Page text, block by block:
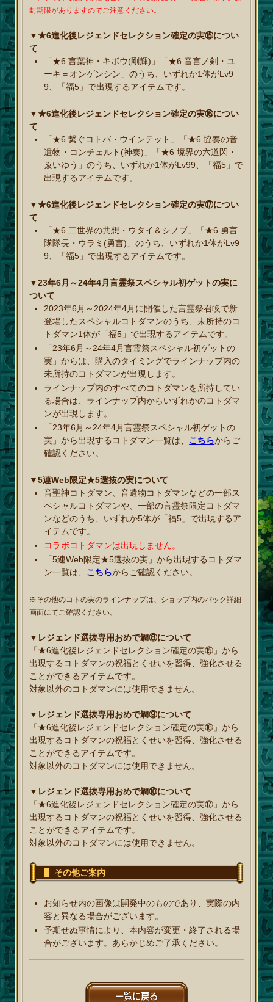
封期限がありますのでご注意ください。
▼★6進化後レジェンドセレクション確定の実⑮につい
て
「★6 言葉神・キボウ(剛輝)」「★6 音言ノ剣・ユ
ーキ＝オンゲンシン」のうち、いずれか1体がLv9
9、「福5」で出現するアイテムです。
▼★6進化後レジェンドセレクション確定の実⑯につい
て
「★6 繋ぐコトバ・ウインテット」「★6 協奏の音
遺物・コンチェルト(神奏)」「★6 境界の六道閃・
ゑいゆう」のうち、いずれか1体がLv99、「福5」で
出現するアイテムです。
▼★6進化後レジェンドセレクション確定の実⑰につい
て
「★6 二世界の共想・ウタイ＆シノブ」「★6 勇言
隊隊長・ウラミ(勇言)」のうち、いずれか1体がLv9
9、「福5」で出現するアイテムです。
▼23年6月～24年4月言霊祭スペシャル初ゲットの実に
ついて
2023年6月～2024年4月に開催した言霊祭召喚で新
登場したスペシャルコトダマンのうち、未所持のコ
トダマン1体が「福5」で出現するアイテムです。
「23年6月～24年4月言霊祭スペシャル初ゲットの
実」からは、購入のタイミングでラインナップ内の
未所持のコトダマンが出現します。
ラインナップ内のすべてのコトダマンを所持してい
る場合は、ラインナップ内からいずれかのコトダマ
ンが出現します。
「23年6月～24年4月言霊祭スペシャル初ゲットの
実」から出現するコトダマン一覧は、 こちらからご
確認ください。
▼5連Web限定★5選抜の実について
音聖神コトダマン、音遺物コトダマンなどの一部ス
ペシャルコトダマンや、一部の言霊祭限定コトダマ
ンなどのうち、いずれか5体が「福5」で出現するア
イテムです。
コラボコトダマンは出現しません。
「5連Web限定★5選抜の実」から出現するコトダマ
ン一覧は、 こちらからご確認ください。
※その他のコトの実のラインナップは、ショップ内のパック詳細
画面にてご確認ください。
▼レジェンド選抜専用おめで鯛⑧について
「★6進化後レジェンドセレクション確定の実⑮」から
出現するコトダマンの祝福とくせいを習得、強化させる
ことができるアイテムです。
対象以外のコトダマンには使用できません。
▼レジェンド選抜専用おめで鯛⑨について
「★6進化後レジェンドセレクション確定の実⑯」から
出現するコトダマンの祝福とくせいを習得、強化させる
ことができるアイテムです。
対象以外のコトダマンには使用できません。
▼レジェンド選抜専用おめで鯛⑩について
「★6進化後レジェンドセレクション確定の実⑰」から
出現するコトダマンの祝福とくせいを習得、強化させる
ことができるアイテムです。
対象以外のコトダマンには使用できません。
その他ご案内
お知らせ内の画像は開発中のものであり、実際の内
容と異なる場合がございます。
予期せぬ事情により、本内容が変更・終了される場
合がございます。あらかじめご了承ください。
一覧に戻る